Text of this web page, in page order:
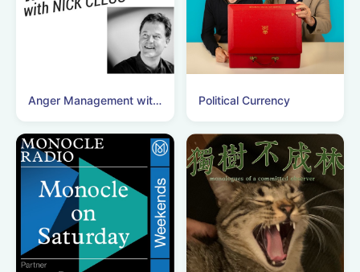
Anger Management with Nick Clegg Political Currency